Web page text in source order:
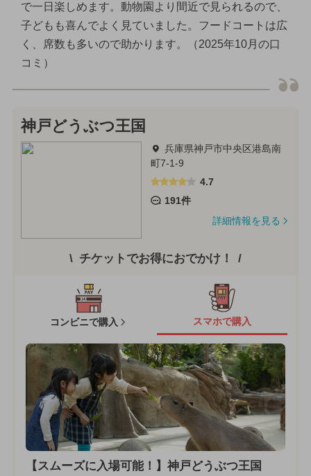
で一日楽しめます。動物園より間近で見られるので、
子どもも喜んでよく見ていました。フードコートは広
く、席数も多いので助かります。（2025年10月の口
コミ）
神戸どうぶつ王国
兵庫県神戸市中央区港島南
町7-1-9
4.7
191件
詳細情報を見る
チケットでお得におでかけ！
コンビニで購入 スマホで購入
【スムーズに入場可能！】神戸どうぶつ王国